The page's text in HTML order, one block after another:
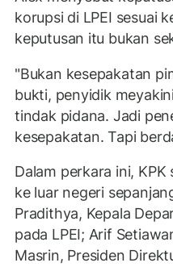
korupsi di LPEI sesuai
keputusan itu bukan
"Bukan kesepakatan
bukti, penyidik
tindak pidana. Jadi
kesepakatan. Tapi
Dalam perkara ini,
ke luar negeri
Pradithya, Kepala
pada LPEI; Arif
Masrin, Presiden